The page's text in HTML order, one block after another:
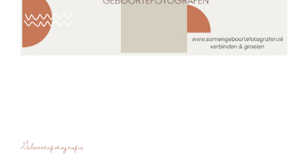
Geboortefotografie